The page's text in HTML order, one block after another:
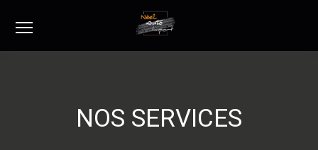
NOS SERVICES